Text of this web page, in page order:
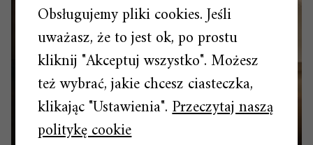
Obsługujemy pliki cookies. Jeśli
uważasz, że to jest ok, po prostu
kliknij "Akceptuj wszystko". Możesz
też wybrać, jakie chcesz ciasteczka,
klikając "Ustawienia".Przeczytaj naszą
politykę cookie